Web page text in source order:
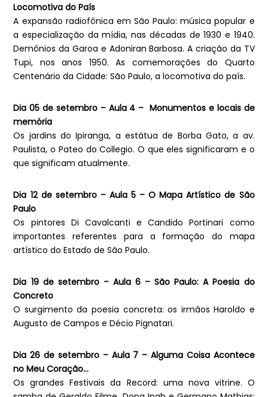
Locomotiva do País
A expansão radiofônica em São Paulo: música popular e
a especialização da mídia, nas décadas de 1930 e 1940.
Demônios da Garoa e Adoniran Barbosa. A criação da TV
Tupi, nos anos 1950. As comemorações do Quarto
Centenário da Cidade: São Paulo, a locomotiva do país.
Dia 05 de setembro – Aula 4 – Monumentos e locais de
memória
Os jardins do Ipiranga, a estátua de Borba Gato, a av.
Paulista, o Pateo do Collegio. O que eles significaram e o
que significam atualmente.
Dia 12 de setembro – Aula 5 – O Mapa Artístico de São
Paulo
Os pintores Di Cavalcanti e Candido Portinari como
importantes referentes para a formação do mapa
artístico do Estado de São Paulo.
Dia 19 de setembro – Aula 6 – São Paulo: A Poesia do
Concreto
O surgimento da poesia concreta: os irmãos Haroldo e
Augusto de Campos e Décio Pignatari.
Dia 26 de setembro – Aula 7 – Alguma Coisa Acontece
no Meu Coração…
Os grandes Festivais da Record: uma nova vitrine. O